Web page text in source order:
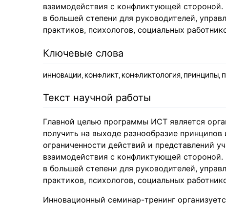
взаимодействия с конфликтующей
в большей степени для руководителей,
практиков, психологов, социальных
Ключевые слова
ИННОВАЦИИ, КОНФЛИКТ, КОНФЛИКТОЛОГИЯ, ПРИНЦИПЫ,
Текст научной работы
Главной целью программы ИСТ является
получить на выходе разнообразие
ограниченности действий и представлений
взаимодействия с конфликтующей
в большей степени для руководителей,
практиков, психологов, социальных
Инновационный семинар-тренинг